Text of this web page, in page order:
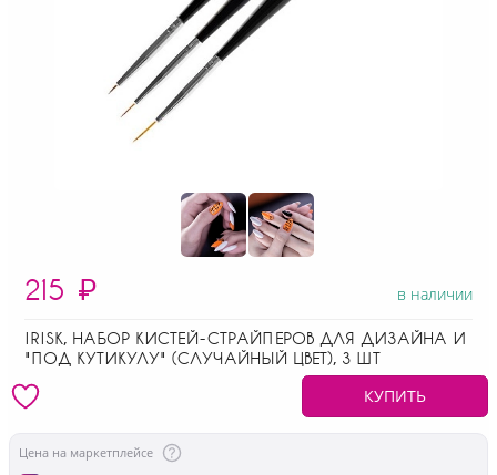
215 ₽ в наличии
IRISK, НАБОР КИСТЕЙ-СТРАЙПЕРОВ ДЛЯ ДИЗАЙНА И
"ПОД КУТИКУЛУ" (СЛУЧАЙНЫЙ ЦВЕТ), 3 ШТ
КУПИТЬ
Цена на маркетплейсе